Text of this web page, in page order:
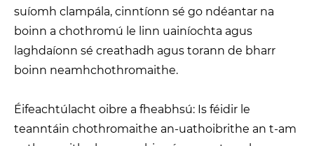
suíomh clampála, cinntíonn sé go ndéantar na
boinn a chothromú le linn uainíochta agus
laghdaíonn sé creathadh agus torann de bharr
boinn neamhchothromaithe.
Éifeachtúlacht oibre a fheabhsú: Is féidir le
teanntáin chothromaithe an-uathoibrithe an t-am